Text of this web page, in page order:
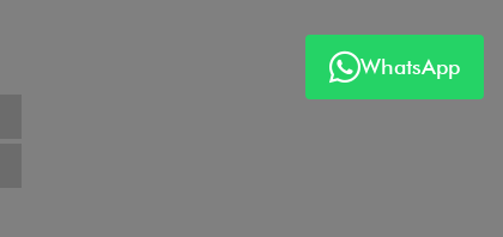
WhatsApp